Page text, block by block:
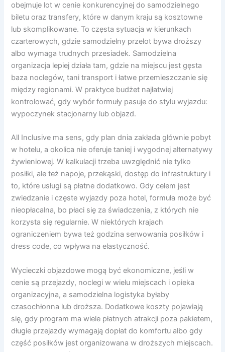
obejmuje lot w cenie konkurencyjnej do samodzielnego
biletu oraz transfery, które w danym kraju są kosztowne
lub skomplikowane. To częsta sytuacja w kierunkach
czarterowych, gdzie samodzielny przelot bywa droższy
albo wymaga trudnych przesiadek. Samodzielna
organizacja lepiej działa tam, gdzie na miejscu jest gęsta
baza noclegów, tani transport i łatwe przemieszczanie się
między regionami. W praktyce budżet najłatwiej
kontrolować, gdy wybór formuły pasuje do stylu wyjazdu:
wypoczynek stacjonarny lub objazd.
All Inclusive ma sens, gdy plan dnia zakłada głównie pobyt
w hotelu, a okolica nie oferuje taniej i wygodnej alternatywy
żywieniowej. W kalkulacji trzeba uwzględnić nie tylko
posiłki, ale też napoje, przekąski, dostęp do infrastruktury i
to, które usługi są płatne dodatkowo. Gdy celem jest
zwiedzanie i częste wyjazdy poza hotel, formuła może być
nieopłacalna, bo płaci się za świadczenia, z których nie
korzysta się regularnie. W niektórych krajach
ograniczeniem bywa też godzina serwowania posiłków i
dress code, co wpływa na elastyczność.
Wycieczki objazdowe mogą być ekonomiczne, jeśli w
cenie są przejazdy, noclegi w wielu miejscach i opieka
organizacyjna, a samodzielna logistyka byłaby
czasochłonna lub droższa. Dodatkowe koszty pojawiają
się, gdy program ma wiele płatnych atrakcji poza pakietem,
długie przejazdy wymagają dopłat do komfortu albo gdy
część posiłków jest organizowana w droższych miejscach.